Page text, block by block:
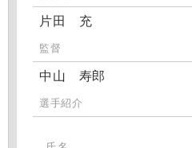
片田 充
監督
中山 寿郎
選手紹介